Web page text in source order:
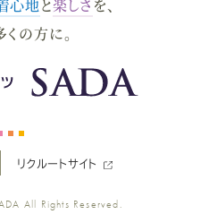
ー
ス
ー
ツ
ー
ス
ツ
ス
ツ
心地と楽しさ を、
くの方に。
リクルートサイト
All Rights Reserved.